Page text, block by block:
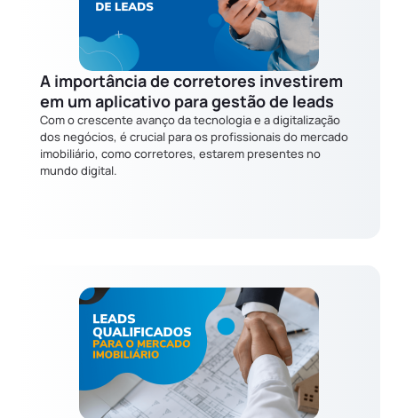
A importância de corretores investirem
em um aplicativo para gestão de leads
Com o crescente avanço da tecnologia e a digitalização
dos negócios, é crucial para os profissionais do mercado
imobiliário, como corretores, estarem presentes no
mundo digital.